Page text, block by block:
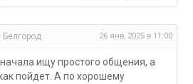
Белгород 26 янв, 2025 в 11:00
ищу простого общения, а
пойдет. А по хорошему